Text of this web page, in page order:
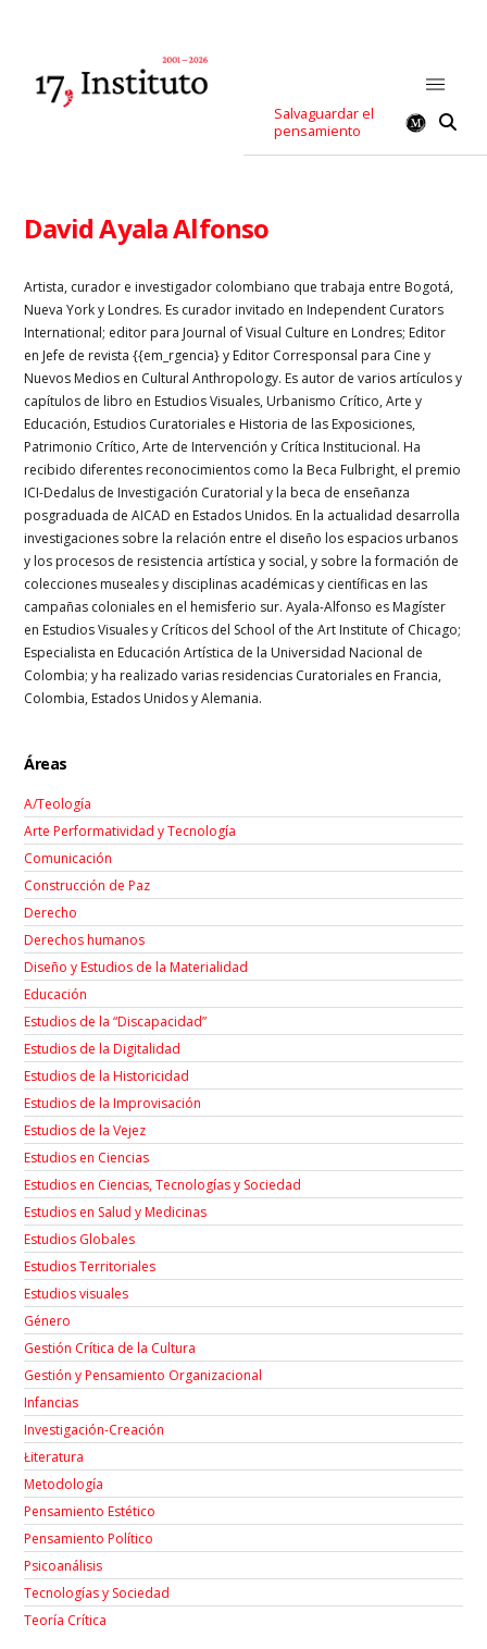
Salvaguardar el
pensamiento
David Ayala Alfonso
Artista, curador e investigador colombiano que trabaja entre Bogotá,
Nueva York y Londres. Es curador invitado en Independent Curators
International; editor para Journal of Visual Culture en Londres; Editor
en Jefe de revista {{em_rgencia} y Editor Corresponsal para Cine y
Nuevos Medios en Cultural Anthropology. Es autor de varios artículos y
capítulos de libro en Estudios Visuales, Urbanismo Crítico, Arte y
Educación, Estudios Curatoriales e Historia de las Exposiciones,
Patrimonio Crítico, Arte de Intervención y Crítica Institucional. Ha
recibido diferentes reconocimientos como la Beca Fulbright, el premio
ICI-Dedalus de Investigación Curatorial y la beca de enseñanza
posgraduada de AICAD en Estados Unidos. En la actualidad desarrolla
investigaciones sobre la relación entre el diseño los espacios urbanos
y los procesos de resistencia artística y social, y sobre la formación de
colecciones museales y disciplinas académicas y científicas en las
campañas coloniales en el hemisferio sur. Ayala-Alfonso es Magíster
en Estudios Visuales y Críticos del School of the Art Institute of Chicago;
Especialista en Educación Artística de la Universidad Nacional de
Colombia; y ha realizado varias residencias Curatoriales en Francia,
Colombia, Estados Unidos y Alemania.
Áreas
A/Teología
Arte Performatividad y Tecnología
Comunicación
Construcción de Paz
Derecho
Derechos humanos
Diseño y Estudios de la Materialidad
Educación
Estudios de la “Discapacidad”
Estudios de la Digitalidad
Estudios de la Historicidad
Estudios de la Improvisación
Estudios de la Vejez
Estudios en Ciencias
Estudios en Ciencias, Tecnologías y Sociedad
Estudios en Salud y Medicinas
Estudios Globales
Estudios Territoriales
Estudios visuales
Género
Gestión Crítica de la Cultura
Gestión y Pensamiento Organizacional
Infancias
Investigación-Creación
Łiteratura
Metodología
Pensamiento Estético
Pensamiento Político
Psicoanálisis
Tecnologías y Sociedad
Teoría Crítica